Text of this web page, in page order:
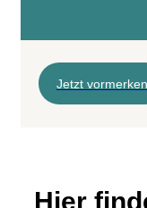
Jetzt vormerken
Hier